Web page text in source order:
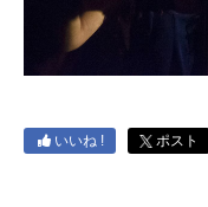
いいね ! ポスト